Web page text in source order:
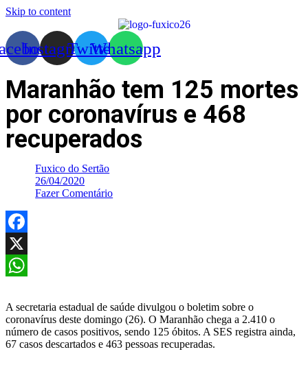
Skip to content
InstagramTwitterWhatsapp
Maranhão tem 125 mortes
por coronavírus e 468
recuperados
Fuxico do Sertão
26/04/2020
Fazer Comentário
Facebook
X
A secretaria estadual de saúde divulgou o boletim sobre o
coronavírus deste domingo (26). O Maranhão chega a 2.410 o
número de casos positivos, sendo 125 óbitos. A SES registra ainda,
67 casos descartados e 463 pessoas recuperadas.